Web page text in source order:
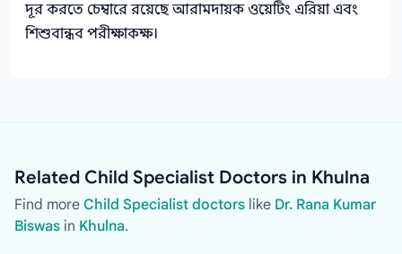
দূর করতে চেম্বারে রয়েছে আরামদায়ক ওয়েটিং এরিয়া এবং
শিশুবান্ধব পরীক্ষাকক্ষ।
Related Child Specialist Doctors in Khulna
Find more Child Specialist doctors like Dr. Rana Kumar
Biswas in Khulna.